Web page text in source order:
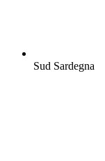
Sud Sardegna